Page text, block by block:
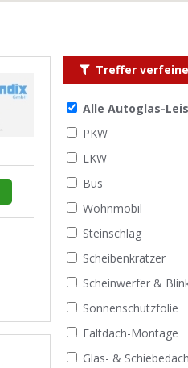
Treffer
Alle Autoglas-
PKW
LKW
Bus
Wohnmobil
Steinschlag
Scheibenkratzer
Scheinwerfer &
Sonnenschutzfolie
Faltdach-Montage
Glas- & Schiebedach